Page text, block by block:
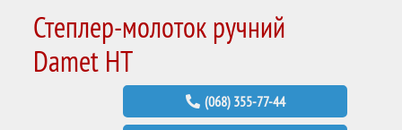
Степлер-молоток ручний
Damet HT
(068) 355-77-44